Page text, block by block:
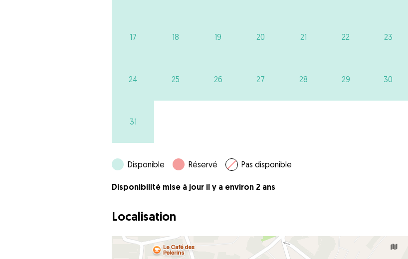
17 18 19 20 21 22 23
24 25 26 27 28 29 30
31
Disponible Réservé Pas disponible
Disponibilité mise à jour il y a environ 2 ans
Localisation